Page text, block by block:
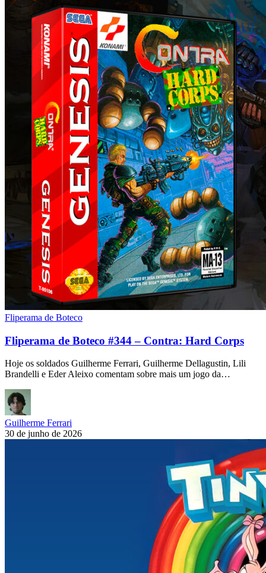
Fliperama de Boteco
Fliperama de Boteco #344 – Contra: Hard Corps
Hoje os soldados Guilherme Ferrari, Guilherme Dellagustin, Lili
Brandelli e Eder Aleixo comentam sobre mais um jogo da…
Guilherme Ferrari
30 de junho de 2026